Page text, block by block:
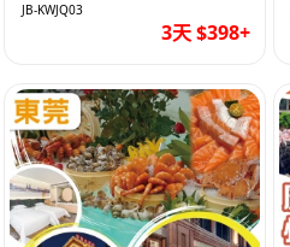
純玩3天
JB-KWJQ03
3天 $398+